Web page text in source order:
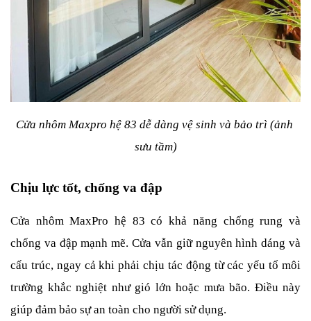
Cửa nhôm Maxpro hệ 83 dễ dàng vệ sinh và bảo trì (ảnh
sưu tầm)
Chịu lực tốt, chống va đập
Cửa nhôm MaxPro hệ 83 có khả năng chống rung và
chống va đập mạnh mẽ. Cửa vẫn giữ nguyên hình dáng và
cấu trúc, ngay cả khi phải chịu tác động từ các yếu tố môi
trường khắc nghiệt như gió lớn hoặc mưa bão. Điều này
giúp đảm bảo sự an toàn cho người sử dụng.